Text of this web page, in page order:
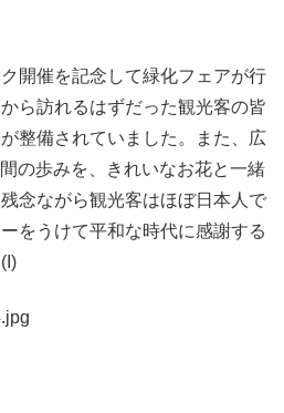
開催を記念して緑化フェアが行
ら訪れるはずだった観光客の皆
整備されていました。また、広
の歩みを、きれいなお花と一緒
念ながら観光客はほぼ日本人で
をうけて平和な時代に感謝する